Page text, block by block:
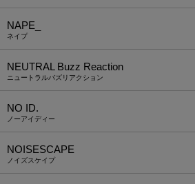
NAPE_
ネイプ
NEUTRAL Buzz Reaction
ニュートラルバズリアクション
NO ID.
ノーアイディー
NOISESCAPE
ノイズスケイプ